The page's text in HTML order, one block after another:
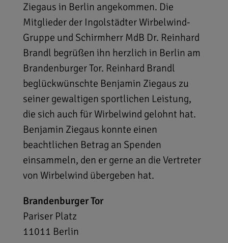
Ziegaus in Berlin angekommen. Die
Mitglieder der Ingolstädter Wirbelwind-
Gruppe und Schirmherr MdB Dr. Reinhard
Brandl begrüßen ihn herzlich in Berlin am
Brandenburger Tor. Reinhard Brandl
beglückwünschte Benjamin Ziegaus zu
seiner gewaltigen sportlichen Leistung,
die sich auch für Wirbelwind gelohnt hat.
Benjamin Ziegaus konnte einen
beachtlichen Betrag an Spenden
einsammeln, den er gerne an die Vertreter
von Wirbelwind übergeben hat.
Brandenburger Tor
Pariser Platz
11011 Berlin